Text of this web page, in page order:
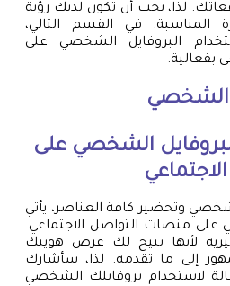
لذا، يجب أن تكون لديك رؤية
المناسبة. في القسم التالي،
البروفايل الشخصي على
بفعالية.
الشخصي
الشخصي على
وتحضير كافة العناصر، يأتي
على منصات التواصل الاجتماعي.
لأنها تتيح لك عرض هويتك
إلى ما تقدمه. لذا، سأشارك
لاستخدام بروفايلك الشخصي